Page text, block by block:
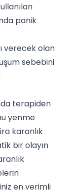
panik
verecek olan
sebebini
terapiden
yenme
karanlık
bir olayın
en verimli